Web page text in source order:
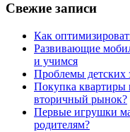
Свежие записи
Как
Развивающие
и учимся
Проблемы детских
Покупка квартиры
вторичный рынок?
Первые игрушки
родителям?